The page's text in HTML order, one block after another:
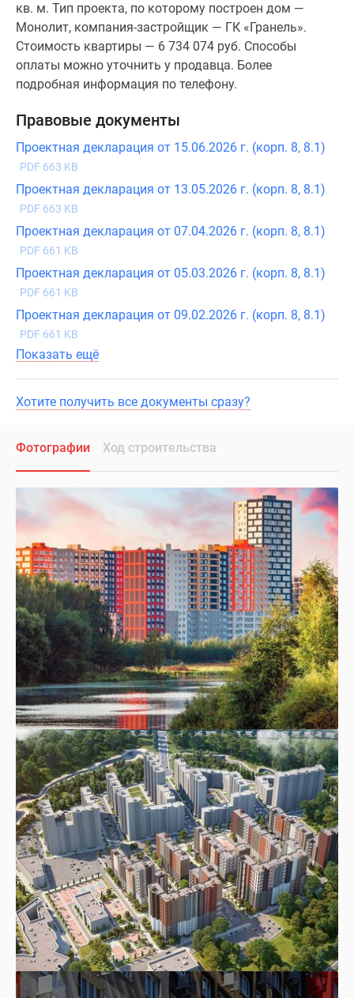
кв. м. Тип проекта, по которому построен дом —
Монолит, компания-застройщик — ГК «Гранель».
Стоимость квартиры — 6 734 074 руб. Способы
оплаты можно уточнить у продавца. Более
подробная информация по телефону.
Правовые документы
Проектная декларация от 15.06.2026 г. (корп. 8, 8.1)
PDF 663 KB
Проектная декларация от 13.05.2026 г. (корп. 8, 8.1)
PDF 663 KB
Проектная декларация от 07.04.2026 г. (корп. 8, 8.1)
PDF 661 KB
Проектная декларация от 05.03.2026 г. (корп. 8, 8.1)
PDF 661 KB
Проектная декларация от 09.02.2026 г. (корп. 8, 8.1)
PDF 661 KB
Показать ещё
Хотите получить все документы сразу?
Фотографии Ход строительства